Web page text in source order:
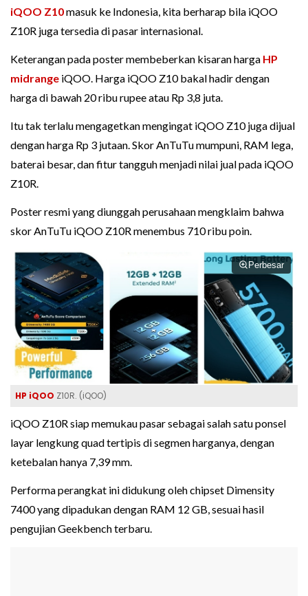
iQOO Z10masuk ke Indonesia, kita berharap bila iQOO
Z10R juga tersedia di pasar internasional.
Keterangan pada poster membeberkan kisaran harga HP
midrange iQOO. Harga iQOO Z10 bakal hadir dengan
harga di bawah 20 ribu rupee atau Rp 3,8 juta.
Itu tak terlalu mengagetkan mengingat iQOO Z10 juga dijual
dengan harga Rp 3 jutaan. Skor AnTuTu mumpuni, RAM lega,
baterai besar, dan fitur tangguh menjadi nilai jual pada iQOO
Z10R.
Poster resmi yang diunggah perusahaan mengklaim bahwa
skor AnTuTu iQOO Z10R menembus 710 ribu poin.
Perbesar
HP iQOO Z10R. (iQOO)
iQOO Z10R siap memukau pasar sebagai salah satu ponsel
layar lengkung quad tertipis di segmen harganya, dengan
ketebalan hanya 7,39 mm.
Performa perangkat ini didukung oleh chipset Dimensity
7400 yang dipadukan dengan RAM 12 GB, sesuai hasil
pengujian Geekbench terbaru.